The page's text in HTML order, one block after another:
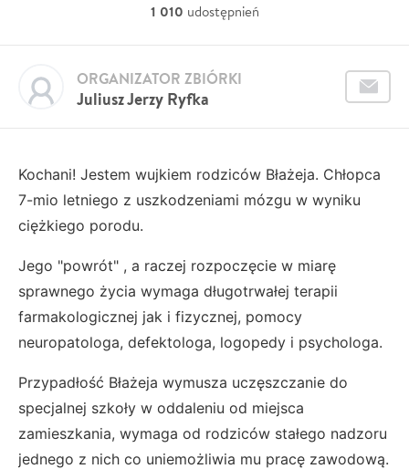
1 010 udostępnień
Juliusz Jerzy Ryfka
ORGANIZATOR ZBIÓRKI
Kochani! Jestem wujkiem rodziców Błażeja. Chłopca
7-mio letniego z uszkodzeniami mózgu w wyniku
ciężkiego porodu.
Jego "powrót" , a raczej rozpoczęcie w miarę
sprawnego życia wymaga długotrwałej terapii
farmakologicznej jak i fizycznej, pomocy
neuropatologa, defektologa, logopedy i psychologa.
Przypadłość Błażeja wymusza uczęszczanie do
specjalnej szkoły w oddaleniu od miejsca
zamieszkania, wymaga od rodziców stałego nadzoru
jednego z nich co uniemożliwia mu pracę zawodową.